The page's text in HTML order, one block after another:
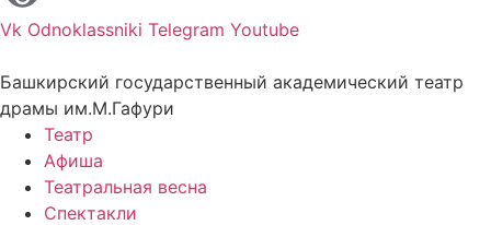
Vk Odnoklassniki Telegram Youtube
Башкирский государственный академический театр
драмы им.М.Гафури
Театр
Афиша
Театральная весна
Спектакли